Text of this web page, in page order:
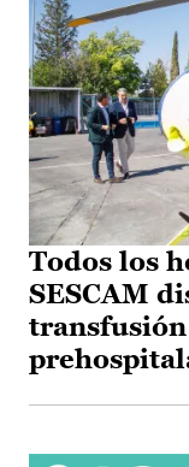
Todos los
SESCAM